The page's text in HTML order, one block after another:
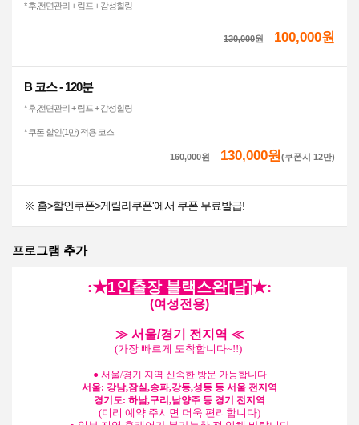
* 후,전면관리 + 림프 + 감성힐링
130,000원 100,000원
B 코스 - 120분
* 후,전면관리 + 림프 + 감성힐링
* 쿠폰 할인(1만) 적용 코스
160,000원 130,000원(쿠폰시 12만)
※ 홈>할인쿠폰>게릴라쿠폰'에서 쿠폰 무료발급!
프로그램 추가
:★1인출장 블랙스완[남]★:
(여성전용)
≫ 서울/경기 전지역 ≪
(가장 빠르게 도착합니다~!!)
● 서울/경기 지역 신속한 방문 가능합니다
서울: 강남,잠실,송파,강동,성동 등 서울 전지역
경기도: 하남,구리,남양주 등 경기 전지역
(미리 예약 주시면 더욱 편리합니다)